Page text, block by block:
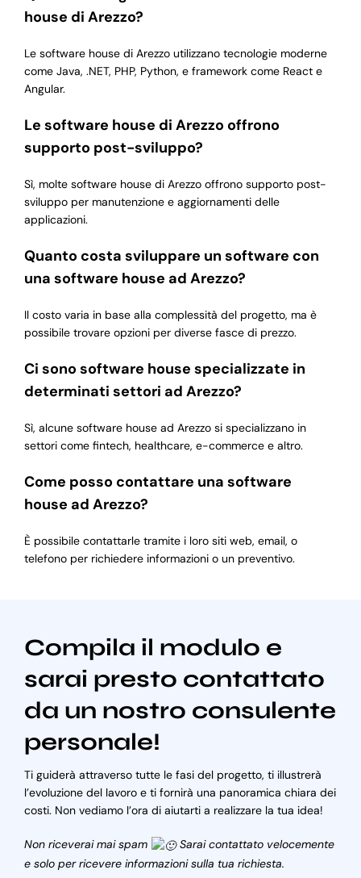
house di Arezzo?
Le software house di Arezzo utilizzano tecnologie moderne
come Java, .NET, PHP, Python, e framework come React e
Angular.
Le software house di Arezzo offrono
supporto post-sviluppo?
Sì, molte software house di Arezzo offrono supporto post-
sviluppo per manutenzione e aggiornamenti delle
applicazioni.
Quanto costa sviluppare un software con
una software house ad Arezzo?
Il costo varia in base alla complessità del progetto, ma è
possibile trovare opzioni per diverse fasce di prezzo.
Ci sono software house specializzate in
determinati settori ad Arezzo?
Sì, alcune software house ad Arezzo si specializzano in
settori come fintech, healthcare, e-commerce e altro.
Come posso contattare una software
house ad Arezzo?
È possibile contattarle tramite i loro siti web, email, o
telefono per richiedere informazioni o un preventivo.
Compila il modulo e
sarai presto contattato
da un nostro consulente
personale!
Ti guiderà attraverso tutte le fasi del progetto, ti illustrerà
l’evoluzione del lavoro e ti fornirà una panoramica chiara dei
costi. Non vediamo l’ora di aiutarti a realizzare la tua idea!
Non riceverai mai spam
Sarai contattato velocemente
e solo per ricevere informazioni sulla tua richiesta.